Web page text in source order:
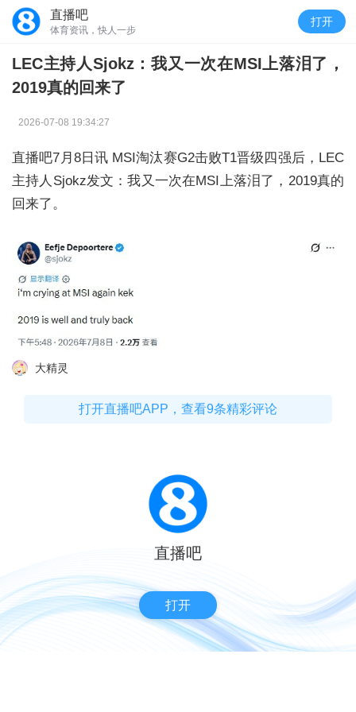
直播吧
体育资讯，快人一步
打开
LEC主持人Sjokz：我又一次在MSI上落泪了，
2019真的回来了
2026-07-08 19:34:27
直播吧7月8日讯 MSI淘汰赛G2击败T1晋级四强后，LEC
主持人Sjokz发文：我又一次在MSI上落泪了，2019真的
回来了。
大精灵
打开直播吧APP，查看9条精彩评论
直播吧
打开